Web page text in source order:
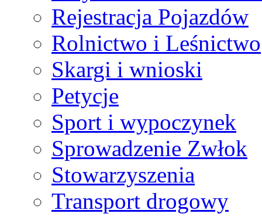
Rejestracja Pojazdów
Rolnictwo i Leśnictwo
Skargi i wnioski
Petycje
Sport i wypoczynek
Sprowadzenie Zwłok
Stowarzyszenia
Transport drogowy